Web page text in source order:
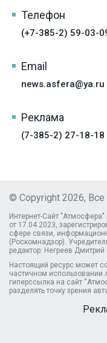
Телефон
(+7-385-2) 59-03-
Email
news.asfera@ya.ru
Реклама
(7-385-2) 27-18-18
© Copyright 2026,
Интернет-Сайт
от 17.04.2023,
сфере связи,
(Роскомнадзор).
редактор: Негреев Дмитрий
Настоящий ресурс может
частичном
гиперссылка на сайт
разделять точку зрения